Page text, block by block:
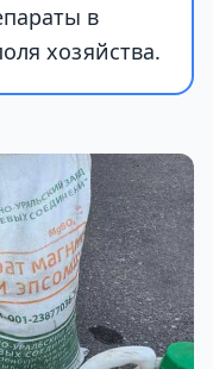
в
хозяйства.